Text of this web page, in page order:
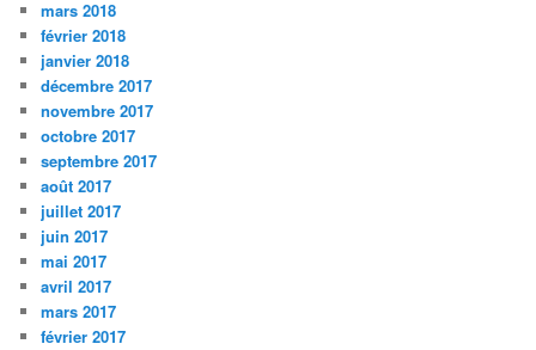
mars 2018
février 2018
janvier 2018
décembre 2017
novembre 2017
octobre 2017
septembre 2017
août 2017
juillet 2017
juin 2017
mai 2017
avril 2017
mars 2017
février 2017